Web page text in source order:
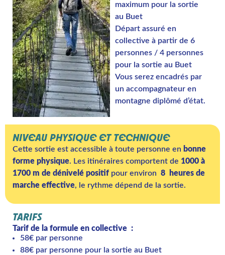
maximum pour la sortie
au Buet
Départ assuré en
collective à partir de 6
personnes / 4 personnes
pour la sortie au Buet
Vous serez encadrés par
un accompagnateur en
montagne diplômé d’état.
NIVEAU PHYSIQUE ET TECHNIQUE
Cette sortie est accessible à toute personne en bonne
forme physique. Les itinéraires comportent de 1000 à
1700 m de dénivelé positif pour environ 8
heures de
marche effective, le rythme dépend de la sortie.
TARIFS
Tarif de la formule en collective :
58€ par personne
88€ par personne pour la sortie au Buet